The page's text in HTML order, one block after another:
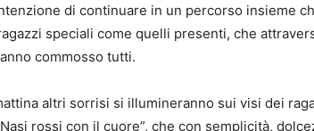
di continuare in un percorso insieme
speciali come quelli presenti, che
commosso tutti.
altri sorrisi si illumineranno sui visi dei
rossi con il cuore”, che con semplicità,